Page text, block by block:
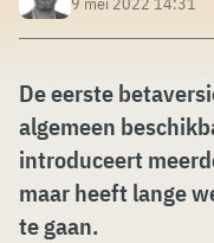
De eerste
algemeen
introduceert
maar heeft lange
te gaan.